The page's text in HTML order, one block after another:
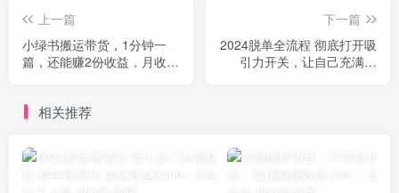
上一篇
小绿书搬运带货，1分钟一
篇，还能赚2份收益，月收入
下一篇
2024脱单全流程 彻底打开吸
引力开关，让自己充满魅
相关推荐